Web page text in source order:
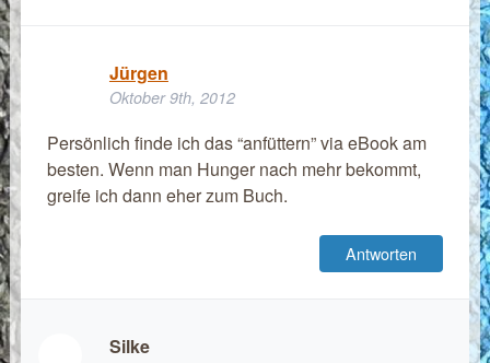
Jürgen
Oktober 9th, 2012
Persönlich finde ich das “anfüttern” via eBook am
besten. Wenn man Hunger nach mehr bekommt,
greife ich dann eher zum Buch.
Antworten
Silke